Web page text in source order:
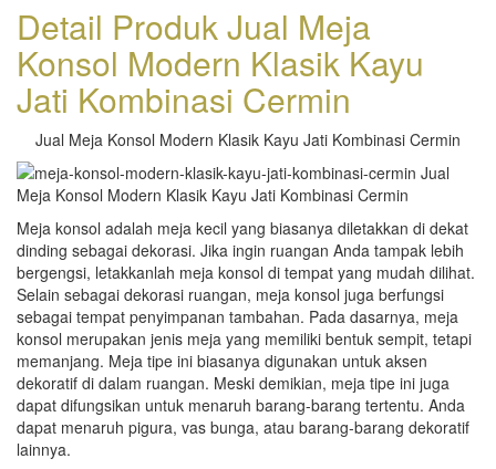
Detail Produk Jual Meja
Konsol Modern Klasik Kayu
Jati Kombinasi Cermin
Jual Meja Konsol Modern Klasik Kayu Jati Kombinasi Cermin
Meja konsol adalah meja kecil yang biasanya diletakkan di dekat
dinding sebagai dekorasi. Jika ingin ruangan Anda tampak lebih
bergengsi, letakkanlah meja konsol di tempat yang mudah dilihat.
Selain sebagai dekorasi ruangan, meja konsol juga berfungsi
sebagai tempat penyimpanan tambahan. Pada dasarnya, meja
konsol merupakan jenis meja yang memiliki bentuk sempit, tetapi
memanjang. Meja tipe ini biasanya digunakan untuk aksen
dekoratif di dalam ruangan. Meski demikian, meja tipe ini juga
dapat difungsikan untuk menaruh barang-barang tertentu. Anda
dapat menaruh pigura, vas bunga, atau barang-barang dekoratif
lainnya.